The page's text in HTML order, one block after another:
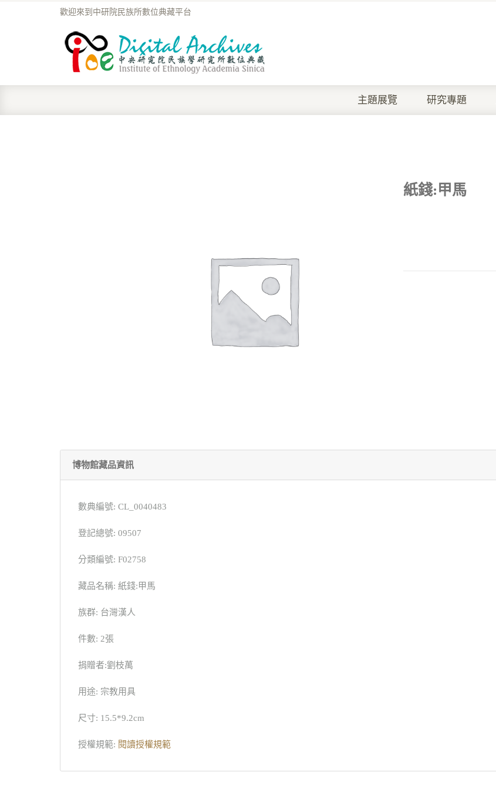
歡迎來到中研院民族所數位典藏平台
主題展覽 研究專題
紙錢:甲馬
博物館藏品資訊
數典編號: CL_0040483
登記總號: 09507
分類編號: F02758
藏品名稱: 紙錢:甲馬
族群: 台灣漢人
件數: 2張
捐贈者:劉枝萬
用途: 宗教用具
尺寸: 15.5*9.2cm
授權規範: 閱讀授權規範